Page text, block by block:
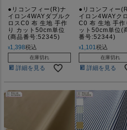
●リコンフィー(R)ナ
イロン4WAYダブルク
ロスC0 布 生地 手作
り カット50cm単位
(商品番号:52345)
¥1,398税込
在庫切れ
詳細を見る
●リコンフィー
イロン4WAYク
C0 布 生地 手作
ット50cm単位(
番号:52344)
¥1,101 税込
在庫切れ
詳細を見る